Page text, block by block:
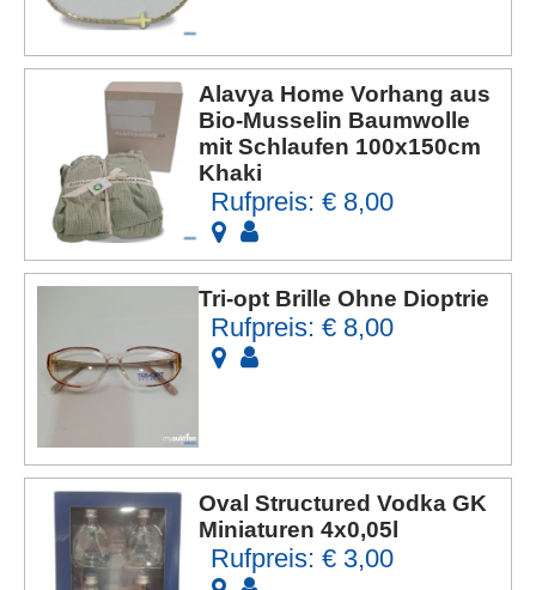
Alavya Home Vorhang aus
Bio-Musselin Baumwolle
mit Schlaufen 100x150cm
Khaki
Rufpreis: € 8,00
Tri-opt Brille Ohne Dioptrie
Rufpreis: € 8,00
Oval Structured Vodka GK
Miniaturen 4x0,05l
Rufpreis: € 3,00